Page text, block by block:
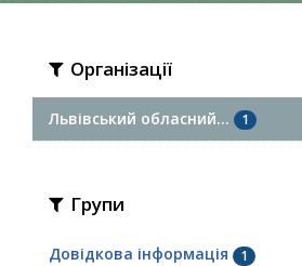
Організації
Львівський обласний... 1
Групи
Довідкова інформація 1